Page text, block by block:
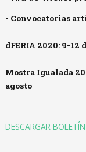
- Convocatorias
dFERIA 2020: 9-12
Mostra Igualada
agosto
DESCARGAR BOLETÍN